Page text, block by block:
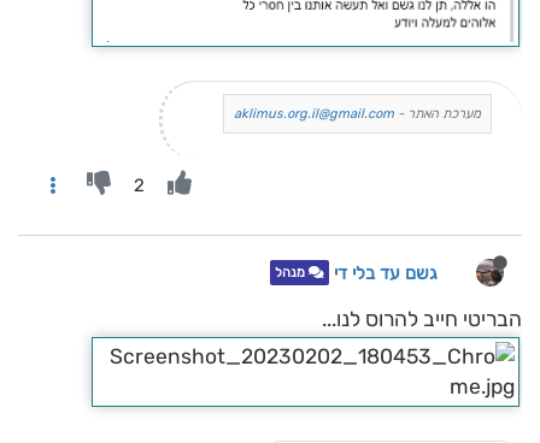
מערכת האתר - aklimus.org.il@gmail.com
2
גשם עד בלי די מנהל
הבריטי חייב להרוס לנו...